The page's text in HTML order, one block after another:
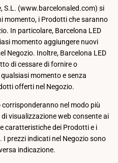
S.L. (www.barcelonaled.com) si
momento, i Prodotti che saranno
In particolare, Barcelona LED
momento aggiungere nuovi
Negozio. Inoltre, Barcelona LED
di cessare di fornire o
momento e senza
offerti nel Negozio.
nel modo più
visualizzazione web consente ai
caratteristiche dei Prodotti e i
I prezzi indicati nel Negozio sono
indicazione.